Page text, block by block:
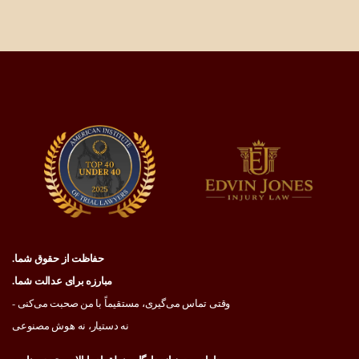
حفاظت از حقوق شما.
مبارزه برای عدالت شما.
وقتی تماس می‌گیری، مستقیماً با من صحبت می‌کنی -
نه دستیار، نه هوش مصنوعی